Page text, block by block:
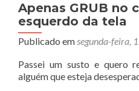
Apenas GRUB no
esquerdo da tela
Publicado emsegunda-feira,
Passei um susto e quero
alguém que esteja